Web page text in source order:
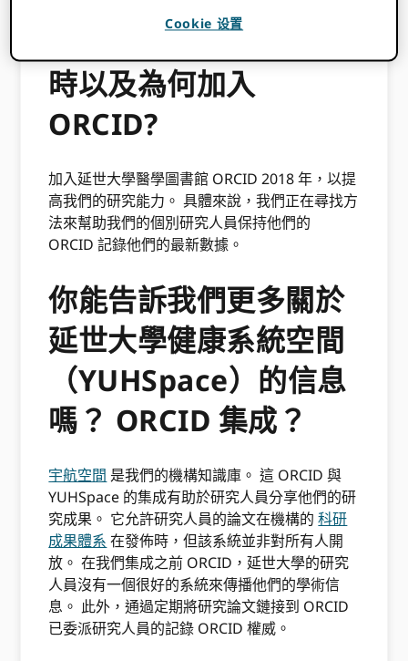
延世大學醫學圖書館何
時以及為何加入
ORCID?
加入延世大學醫學圖書館 ORCID 2018 年，以提
高我們的研究能力。 具體來說，我們正在尋找方
法來幫助我們的個別研究人員保持他們的
ORCID 記錄他們的最新數據。
你能告訴我們更多關於
延世大學健康系統空間
（YUHSpace）的信息
嗎？ ORCID 集成？
宇航空間 是我們的機構知識庫。 這 ORCID 與
YUHSpace 的集成有助於研究人員分享他們的研
究成果。 它允許研究人員的論文在機構的科研
成果體系 在發佈時，但該系統並非對所有人開
放。 在我們集成之前 ORCID，延世大學的研究
人員沒有一個很好的系統來傳播他們的學術信
息。 此外，通過定期將研究論文鏈接到 ORCID
已委派研究人員的記錄 ORCID 權威。
Cookie 设置